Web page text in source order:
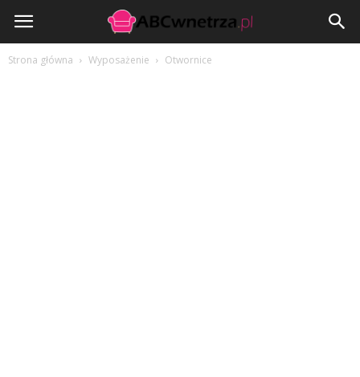
ABCwnetrza.pl
Strona główna Wyposażenie Otwornice